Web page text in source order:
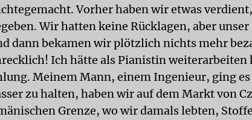
Vorher haben wir etwas
Wir hatten keine Rücklagen, aber unser
dann bekamen wir plötzlich nichts mehr
Ich hätte als Pianistin weiterarbeiten
Meinem Mann, einem Ingenieur, ging es
zu halten, haben wir auf dem Markt von
Grenze, wo wir damals lebten,